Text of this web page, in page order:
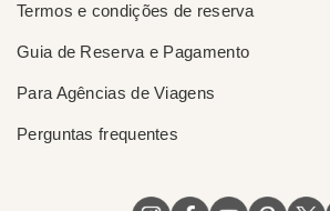
Termos e condições de reserva
Guia de Reserva e Pagamento
Para Agências de Viagens
Perguntas frequentes